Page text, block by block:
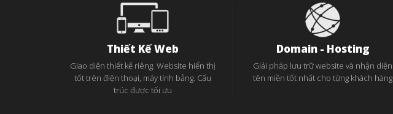
Thiết Kế Web
Giao diện thiết kế riêng. Website hiển thị
tốt trên điện thoại, máy tính bảng. Cấu
trúc được tối ưu
Domain - Hosting
Giải pháp lưu trữ website và nhận diện
tên miền tốt nhất cho từng khách hàng